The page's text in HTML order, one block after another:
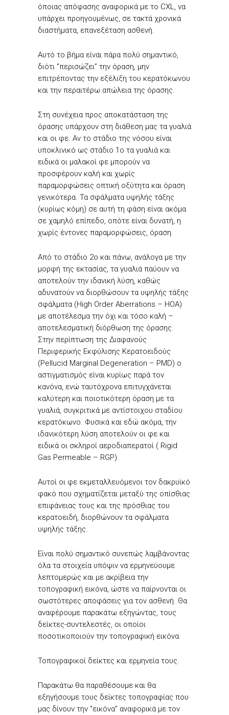
όποιας απόφασης αναφορικά με το CXL, να
υπάρχει προηγουμένως, σε τακτά χρονικά
διαστήματα, επανεξέταση ασθενή.
Αυτό το βήμα είναι πάρα πολύ σημαντικό,
διότι ‘’περισώζει’’ την όραση, μην
επιτρέποντας την εξέλιξη του κερατόκωνου
και την περαιτέρω απώλεια της όρασης.
Στη συνέχεια προς αποκατάσταση της
όρασης υπάρχουν στη διάθεση μας τα γυαλιά
και οι φε. Αν το στάδιο της νόσου είναι
υποκλινικό ως στάδιο 1ο τα γυαλιά και
ειδικά οι μαλακοί φε μπορούν να
προσφέρουν καλή και χωρίς
παραμορφώσεις οπτική οξύτητα και όραση
γενικότερα. Τα σφάλματα υψηλής τάξης
(κυρίως κόμη) σε αυτή τη φάση είναι ακόμα
σε χαμηλό επίπεδο, οπότε είναι δυνατή, η
χωρίς έντονες παραμορφώσεις, όραση.
Από το στάδιο 2ο και πάνω, ανάλογα με την
μορφή της εκτασίας, τα γυαλιά παύουν να
αποτελούν την ιδανική λύση, καθώς
αδυνατούν να διορθώσουν τα υψηλής τάξης
σφάλματα (High Order Aberrations – HOA)
με αποτέλεσμα την όχι και τόσο καλή –
αποτελεσματική διόρθωση της όρασης.
Στην περίπτωση της Διαφανούς
Περιφερικής Εκφύλισης Κερατοειδούς
(Pellucid Marginal Degeneration – PMD) ο
αστιγματισμός είναι κυρίως παρά τον
κανόνα, ενώ ταυτόχρονα επιτυγχάνεται
καλύτερη και ποιοτικότερη όραση με τα
γυαλιά, συγκριτικά με αντίστοιχου σταδίου
κερατόκωνο. Φυσικά και εδώ ακόμα, την
ιδανικότερη λύση αποτελούν οι φε και
ειδικά οι σκληροί αεροδιαπερατοί ( Rigid
Gas Permeable – RGP).
Αυτοί οι φε εκμεταλλευόμενοι τον δακρυϊκό
φακό που σχηματίζεται μεταξύ της οπίσθιας
επιφάνειας τους και της πρόσθιας του
κερατοειδή, διορθώνουν τα σφάλματα
υψηλής τάξης.
Είναι πολύ σημαντικό συνεπώς λαμβάνοντας
όλα τα στοιχεία υπόψιν να ερμηνεύουμε
λεπτομερώς και με ακρίβεια την
τοπογραφική εικόνα, ώστε να παίρνονται οι
σωστότερες αποφάσεις για τον ασθενή. Θα
αναφέρουμε παρακάτω εξηγώντας, τους
δείκτες-συντελεστές, οι οποίοι
ποσοτικοποιούν την τοπογραφική εικόνα.
Τοπογραφικοί δείκτες και ερμηνεία τους.
Παρακάτω θα παραθέσουμε και θα
εξηγήσουμε τους δείκτες τοπογραφίας που
μας δίνουν την ‘’εικόνα’’ αναφορικά με τον